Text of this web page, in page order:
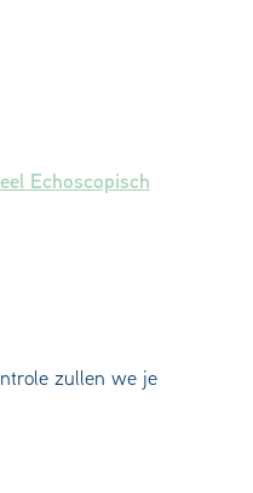
Echoscopisch
zullen we je